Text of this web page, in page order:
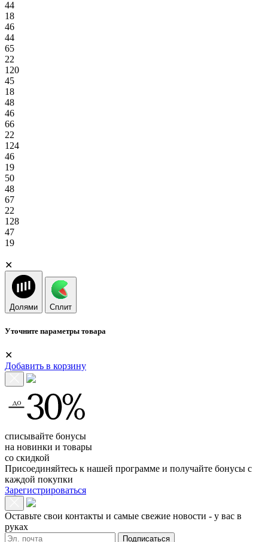
44
18
46
44
65
22
120
45
18
48
46
66
22
124
46
19
50
48
67
22
128
47
19
✕
Долями Сплит
Уточните параметры товара
✕
Добавить в корзину
списывайте бонусы
на новинки и товары
со скидкой
Присоединяйтесь к нашей программе и получайте бонусы с
каждой покупки
Зарегистрироваться
Оставьте свои контакты и самые свежие новости - у вас в
руках
Подписаться